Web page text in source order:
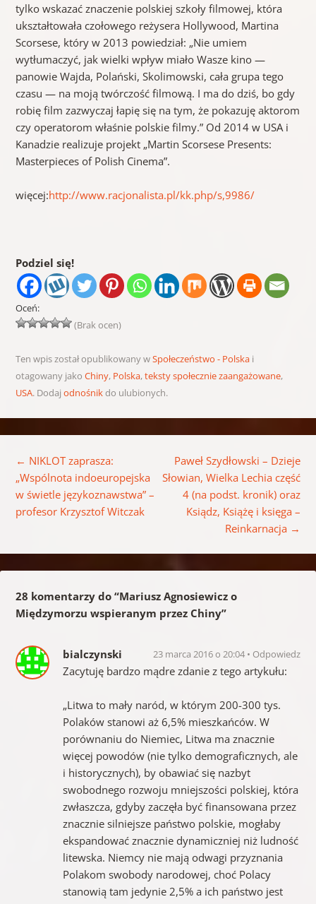
tylko wskazać znaczenie polskiej szkoły filmowej, która
ukształtowała czołowego reżysera Hollywood, Martina
Scorsese, który w 2013 powiedział: „Nie umiem
wytłumaczyć, jak wielki wpływ miało Wasze kino —
panowie Wajda, Polański, Skolimowski, cała grupa tego
czasu — na moją twórczość filmową. I ma do dziś, bo gdy
robię film zazwyczaj łapię się na tym, że pokazuję aktorom
czy operatorom właśnie polskie filmy.” Od 2014 w USA i
Kanadzie realizuje projekt „Martin Scorsese Presents:
Masterpieces of Polish Cinema”.
więcej:http://www.racjonalista.pl/kk.php/s,9986/
Podziel się!
Oceń:
(Brak ocen)
Ten wpis został opublikowany wSpołeczeństwo - Polskai
otagowany jako Chiny, Polska,teksty społecznie zaangażowane,
USA. Dodaj odnośnikdo ulubionych.
← NIKLOT zaprasza:
„Wspólnota indoeuropejska
w świetle językoznawstwa” –
profesor Krzysztof Witczak
Paweł Szydłowski – Dzieje
Słowian, Wielka Lechia część
4 (na podst. kronik) oraz
Ksiądz, Książę i księga –
Reinkarnacja →
28 komentarzy do “Mariusz Agnosiewicz o
Międzymorzu wspieranym przez Chiny”
bialczynski 23 marca 2016 o 20:04 Odpowiedz
Zacytuję bardzo mądre zdanie z tego artykułu:
„Litwa to mały naród, w którym 200-300 tys.
Polaków stanowi aż 6,5% mieszkańców. W
porównaniu do Niemiec, Litwa ma znacznie
więcej powodów (nie tylko demograficznych, ale
i historycznych), by obawiać się nazbyt
swobodnego rozwoju mniejszości polskiej, która
zwłaszcza, gdyby zaczęła być finansowana przez
znacznie silniejsze państwo polskie, mogłaby
ekspandować znacznie dynamiczniej niż ludność
litewska. Niemcy nie mają odwagi przyznania
Polakom swobody narodowej, choć Polacy
stanowią tam jedynie 2,5% a ich państwo jest